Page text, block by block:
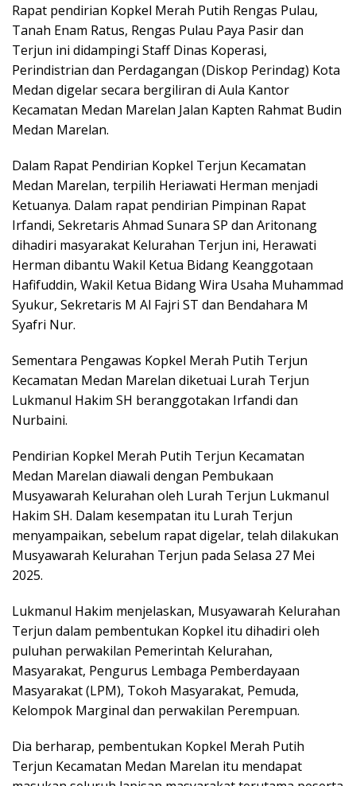
Rapat pendirian Kopkel Merah Putih Rengas Pulau,
Tanah Enam Ratus, Rengas Pulau Paya Pasir dan
Terjun ini didampingi Staff Dinas Koperasi,
Perindistrian dan Perdagangan (Diskop Perindag) Kota
Medan digelar secara bergiliran di Aula Kantor
Kecamatan Medan Marelan Jalan Kapten Rahmat Budin
Medan Marelan.
Dalam Rapat Pendirian Kopkel Terjun Kecamatan
Medan Marelan, terpilih Heriawati Herman menjadi
Ketuanya. Dalam rapat pendirian Pimpinan Rapat
Irfandi, Sekretaris Ahmad Sunara SP dan Aritonang
dihadiri masyarakat Kelurahan Terjun ini, Herawati
Herman dibantu Wakil Ketua Bidang Keanggotaan
Hafifuddin, Wakil Ketua Bidang Wira Usaha Muhammad
Syukur, Sekretaris M Al Fajri ST dan Bendahara M
Syafri Nur.
Sementara Pengawas Kopkel Merah Putih Terjun
Kecamatan Medan Marelan diketuai Lurah Terjun
Lukmanul Hakim SH beranggotakan Irfandi dan
Nurbaini.
Pendirian Kopkel Merah Putih Terjun Kecamatan
Medan Marelan diawali dengan Pembukaan
Musyawarah Kelurahan oleh Lurah Terjun Lukmanul
Hakim SH. Dalam kesempatan itu Lurah Terjun
menyampaikan, sebelum rapat digelar, telah dilakukan
Musyawarah Kelurahan Terjun pada Selasa 27 Mei
2025.
Lukmanul Hakim menjelaskan, Musyawarah Kelurahan
Terjun dalam pembentukan Kopkel itu dihadiri oleh
puluhan perwakilan Pemerintah Kelurahan,
Masyarakat, Pengurus Lembaga Pemberdayaan
Masyarakat (LPM), Tokoh Masyarakat, Pemuda,
Kelompok Marginal dan perwakilan Perempuan.
Dia berharap, pembentukan Kopkel Merah Putih
Terjun Kecamatan Medan Marelan itu mendapat